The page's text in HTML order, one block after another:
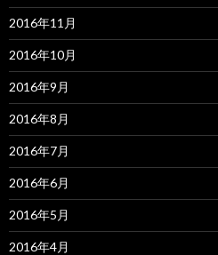
2016年11月
2016年10月
2016年9月
2016年8月
2016年7月
2016年6月
2016年5月
2016年4月